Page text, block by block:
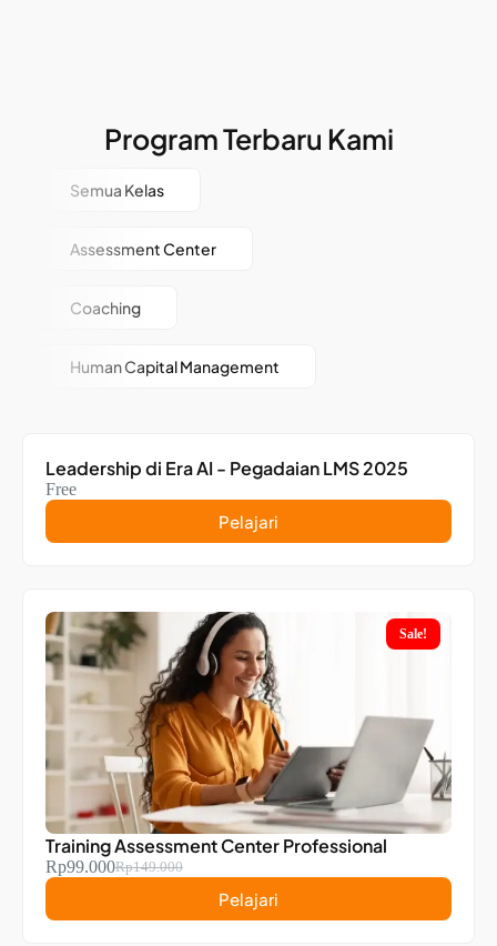
Program Terbaru Kami
Semua Kelas
Assessment Center
Coaching
Human Capital Management
Leadership di Era AI - Pegadaian LMS 2025
Free
Pelajari
Sale!
Training Assessment Center Professional
Rp149.000
Rp99.000
Pelajari